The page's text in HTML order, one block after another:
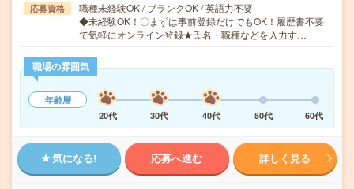
応募資格
職種未経験OK / ブランクOK / 英語力不要
◆未経験OK！〇まずは事前登録だけでもOK！履歴書不要
で気軽にオンライン登録★氏名・職種などを入力す…
職場の雰囲気
年齢層
20代
30代 40代 50代 60代
気になる! 応募へ進む 詳しく見る